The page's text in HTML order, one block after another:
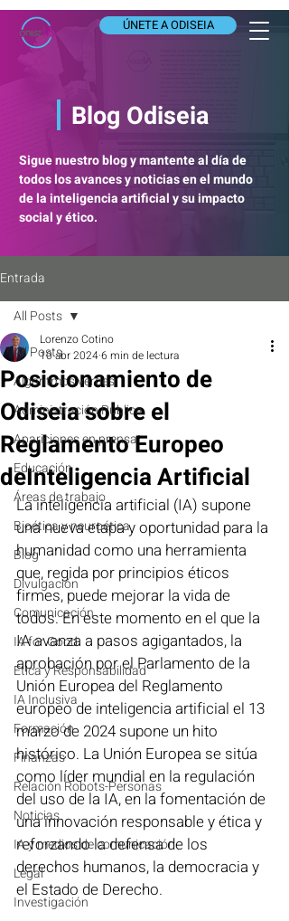
ÚNETE A ODISEIA
Blog Odiseia
Sigue nuestro blog y mantente al día de
todos los avances y noticias en el mundo
de la inteligencia artificial y su impacto
social y ético.
Entrada
All Posts
Algoritmos verdes
Administración Pública
Apariciones en prensa
Educación
Áreas de trabajo
Bioética y neuroética
Blog
Divulgación
Comunicación
IA for Good
Ética y Responsabilidad
IA Inclusiva
Formación
Finanzas
Relación Robots-Personas
Noticias
IA y medios de comunicación
Legal
Investigación
All Posts
Posicionamiento de
Odiseia sobre el
Reglamento Europeo
deInteligencia Artificial
Lorenzo Cotino
10 abr 20246 min de lectura
La inteligencia artificial (IA) supone
una nueva etapa y oportunidad para la
humanidad como una herramienta
que, regida por principios éticos
firmes, puede mejorar la vida de
todos. En este momento en el que la
IA avanza a pasos agigantados, la
aprobación por el Parlamento de la
Unión Europea del Reglamento
europeo de inteligencia artificial el 13
marzo de 2024 supone un hito
histórico. La Unión Europea se sitúa
como líder mundial en la regulación
del uso de la IA, en la fomentación de
una innovación responsable y ética y
reforzando la defensa de los
derechos humanos, la democracia y
el Estado de Derecho.